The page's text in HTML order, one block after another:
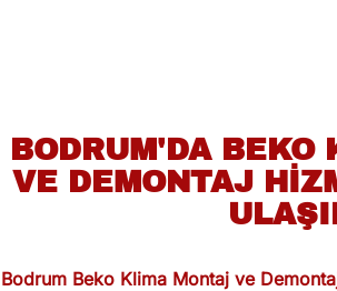
BODRUM'DA BEKO
VE DEMONTAJ
Bodrum Beko Klima Montaj ve